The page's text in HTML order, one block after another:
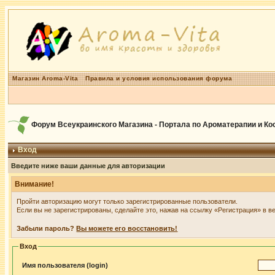
Магазин Aroma-Vita Правила и условия использования форума
Форум Всеукраинского Магазина - Портала по Ароматерапии и
Вход
Введите ниже ваши данные для авторизации
Внимание!
Пройти авторизацию могут только зарегистрированные пользователи.
Если вы не зарегистрированы, сделайте это, нажав на ссылку «Регистрация» в
Забыли пароль?Вы можете его восстановить!
Вход
Имя пользователя (login)